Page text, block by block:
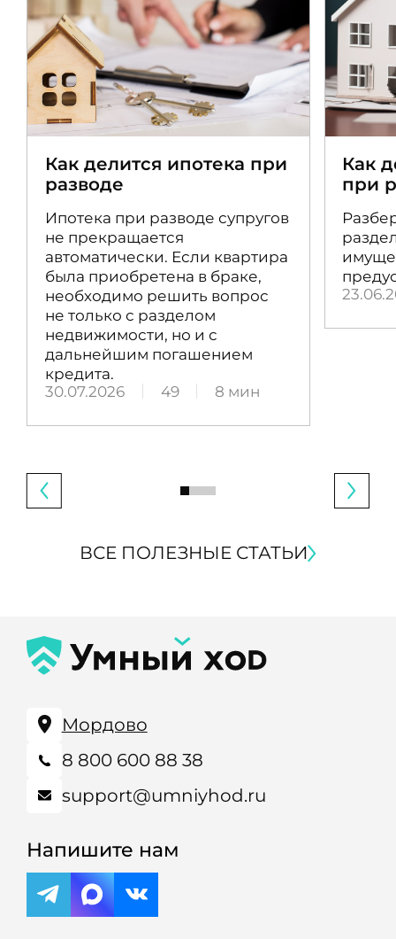
Как делится ипотека при
разводе
Ипотека при разводе супругов
не прекращается
автоматически. Если квартира
была приобретена в браке,
необходимо решить вопрос
не только с разделом
недвижимости, но и с
дальнейшим погашением
кредита.
30.07.2026
49 8 мин
Как
при
ВСЕ ПОЛЕЗНЫЕ СТАТЬИ
Мордово
8 800 600 88 38
support@umniyhod.ru
Напишите нам